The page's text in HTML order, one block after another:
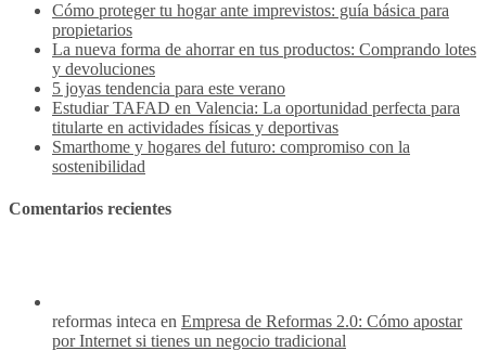
Cómo proteger tu hogar ante imprevistos: guía básica para
propietarios
La nueva forma de ahorrar en tus productos: Comprando lotes
y devoluciones
5 joyas tendencia para este verano
Estudiar TAFAD en Valencia: La oportunidad perfecta para
titularte en actividades físicas y deportivas
Smarthome y hogares del futuro: compromiso con la
sostenibilidad
Comentarios recientes
reformas inteca en Empresa de Reformas 2.0: Cómo apostar
por Internet si tienes un negocio tradicional